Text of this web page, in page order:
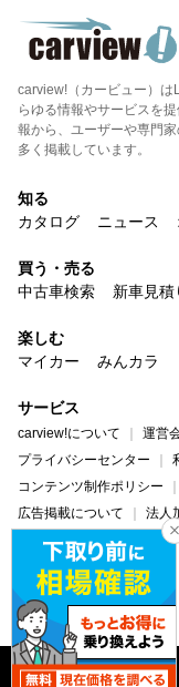
carview!（カービュー）は
らゆる情報やサービスを
報から、ユーザーや専門
多く掲載しています。
知る
カタログ
ニュース
買う・売る
中古車検索
新車見積
楽しむ
マイカー
みんカラ
サービス
carview!について 運営
プライバシーセンター
コンテンツ制作ポリシー
広告掲載について
法人
ヘルプ・お問い合わせ
carview! Yahoo! JAPAN